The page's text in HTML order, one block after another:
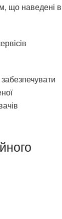
що наведені в